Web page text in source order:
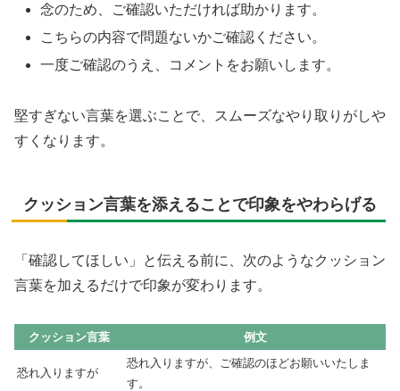
念のため、ご確認いただければ助かります。
こちらの内容で問題ないかご確認ください。
一度ご確認のうえ、コメントをお願いします。
堅すぎない言葉を選ぶことで、スムーズなやり取りがしや
すくなります。
クッション言葉を添えることで印象をやわらげる
「確認してほしい」と伝える前に、次のようなクッション
言葉を加えるだけで印象が変わります。
クッション言葉 例文
恐れ入りますが
恐れ入りますが、ご確認のほどお願いいたしま
す。